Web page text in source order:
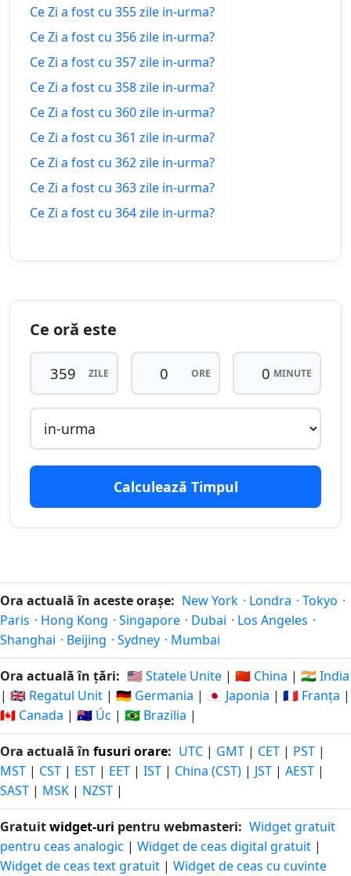
zile in-
urma
21.08.2025
350 zile
peste
351
zile in-
urma
20.08.2025
351 zile
352
zile in-
urma
19.08.2025
352 zile
peste
353
urma
354 zile
zile in-
urma
16.08.2025
355 zile
peste
27.07.2027
356
zile in-
urma
15.08.2025
peste
28.07.2027
357
zile in-
14.08.2025
peste
29.07.2027
zile in-
urma
13.08.2025
358 zile
peste
30.07.2027
359
zile in-
urma
12.08.2025
359 zile
peste
31.07.2027
360
urma
360 zile
peste
361
zile in-
urma
10.08.2025
peste
02.08.2027
362
Ce Zi a fost cu 355 zile in-urma?
Ce Zi a fost cu 356 zile in-urma?
Ce Zi a fost cu 357 zile in-urma?
Ce Zi a fost cu 358 zile in-urma?
Ce Zi a fost cu 360 zile in-urma?
Ce Zi a fost cu 361 zile in-urma?
Ce Zi a fost cu 362 zile in-urma?
Ce Zi a fost cu 363 zile in-urma?
Ce Zi a fost cu 364 zile in-urma?
Ce oră este
ZILE ORE MINUTE
Calculează Timpul
Ora actuală în aceste orașe: New York · Londra · Tokyo ·
Paris · Hong Kong · Singapore · Dubai · Los Angeles ·
Shanghai · Beijing · Sydney · Mumbai
Ora actuală în țări: 🇺🇸 Statele Unite | 🇨🇳 China | 🇮🇳 India
| 🇬🇧 Regatul Unit | 🇩🇪 Germania | 🇯🇵 Japonia | 🇫🇷 Franța |
🇨🇦 Canada | 🇦🇺 Úc | 🇧🇷 Brazilia |
Ora actuală în fusuri orare: UTC | GMT | CET | PST |
MST | CST | EST | EET | IST | China (CST) | JST | AEST |
SAST | MSK | NZST |
Gratuitwidget-uri pentru webmasteri: Widget gratuit
pentru ceas analogic | Widget de ceas digital gratuit |
Widget de ceas text gratuit | Widget de ceas cu cuvinte